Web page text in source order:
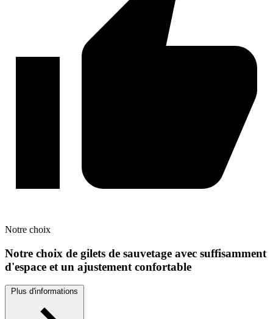
Notre choix
Notre choix de gilets de sauvetage avec suffisamment
d'espace et un ajustement confortable
Plus d'informations